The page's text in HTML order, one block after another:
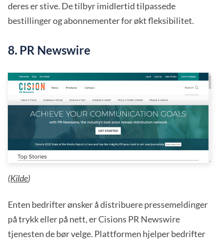
deres er stive. De tilbyr imidlertid tilpassede
bestillinger og abonnementer for økt fleksibilitet.
8. PR Newswire
(Kilde)
Enten bedrifter ønsker å distribuere pressemeldinger
på trykk eller på nett, er Cisions PR Newswire
tjenesten de bør velge. Plattformen hjelper bedrifter